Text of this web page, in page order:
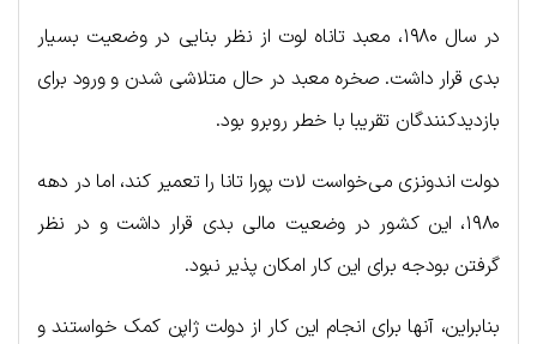
در سال ۱۹۸۰، معبد تاناه لوت از نظر بنایی در وضعیت بسیار
بدی قرار داشت. صخره معبد در حال متلاشی شدن و ورود برای
بازدیدکنندگان تقریبا با خطر روبرو بود.
دولت اندونزی می‌خواست لات پورا تانا را تعمیر کند، اما در دهه
۱۹۸۰، این کشور در وضعیت مالی بدی قرار داشت و در نظر
گرفتن بودجه برای این کار امکان پذیر نبود.
بنابراین، آنها برای انجام این کار از دولت ژاپن کمک خواستند و